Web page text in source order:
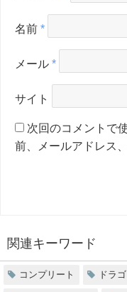
名前 *
メール *
サイト
次回のコメントで
前、メールアドレス
関連キーワード
コンプリート ドラ